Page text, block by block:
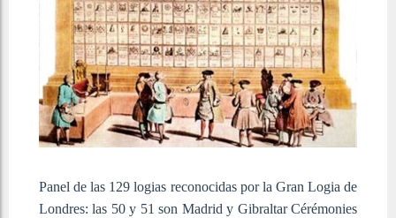
Panel de las 129 logias reconocidas por la Gran Logia de
Londres: las 50 y 51 son Madrid y GibraltarCérémonies